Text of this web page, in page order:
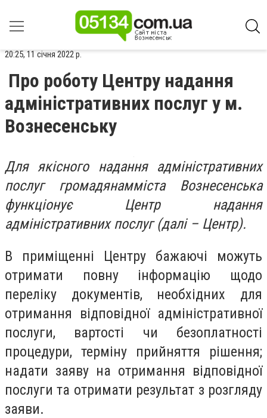
20:25, 11 січня 2022 р.
Про роботу Центру надання
адміністративних послуг у м.
Вознесенську
Для якісного надання адміністративних
послуг громадянамміста Вознесенська
функціонує Центр надання
адміністративних послуг (далі – Центр).
В приміщенні Центру бажаючі можуть
отримати повну інформацію щодо
переліку документів, необхідних для
отримання відповідної адміністративної
послуги, вартості чи безоплатності
процедури, терміну прийняття рішення;
надати заяву на отримання відповідної
послуги та отримати результат з розгляду
заяви.